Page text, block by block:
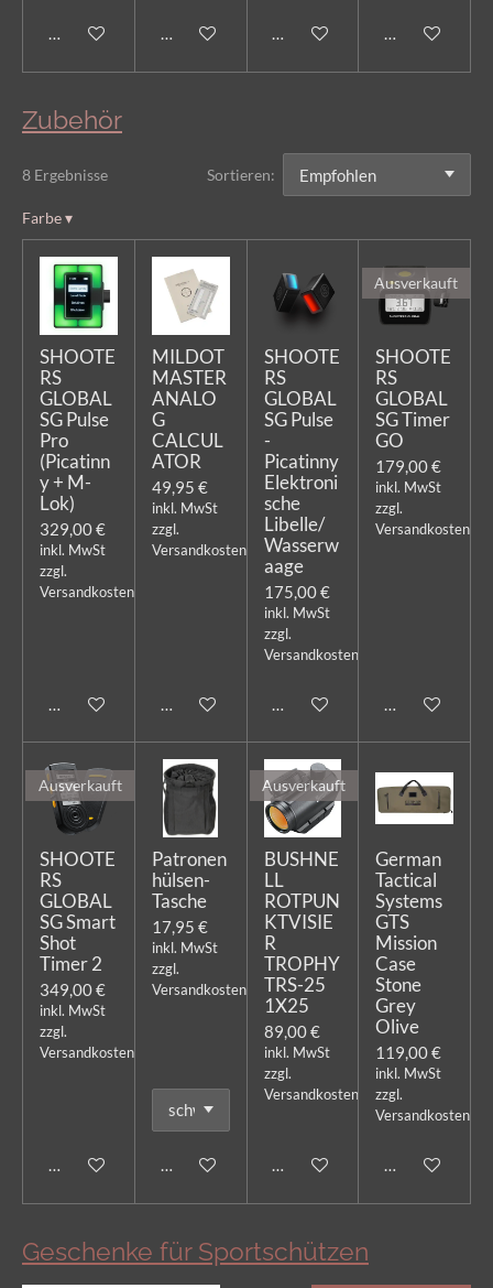
Bei Verfügbarkeit benachrichtigen
In den WarenkorbIn den WarenkorbIn den
Zubehör
8 Ergebnisse Sortieren:
Farbe▾
SHOOTE
RS
GLOBAL
SG Pulse
Pro
(Picatinn
y + M-
Lok)
329,00 €
inkl. MwSt
zzgl.
Versandkosten
In den Warenkorb
MILDOT
MASTER
ANALO
G
CALCUL
ATOR
49,95 €
inkl. MwSt
zzgl.
Versandkosten
In den Warenkorb
SHOOTE
RS
GLOBAL
SG Pulse
-
Picatinny
Elektroni
sche
Libelle/
Wasserw
aage
175,00 €
inkl. MwSt
zzgl.
Versandkosten
In den Warenkorb
Ausverkauft
SHOOTE
RS
GLOBAL
SG Timer
GO
179,00 €
inkl. MwSt
zzgl.
Versandkosten
Bei
Ausverkauft
SHOOTE
RS
GLOBAL
SG Smart
Shot
Timer 2
349,00 €
inkl. MwSt
zzgl.
Versandkosten
Bei Verfügbarkeit benachrichtigen
Patronen
hülsen-
Tasche
17,95 €
inkl. MwSt
zzgl.
Versandkosten
In den Warenkorb
Ausverkauft
BUSHNE
LL
ROTPUN
KTVISIE
R
TROPHY
TRS-25
1X25
89,00 €
inkl. MwSt
zzgl.
Versandkosten
Bei Verfügbarkeit
German
Tactical
Systems
GTS
Mission
Case
Stone
Grey
Olive
119,00 €
inkl. MwSt
zzgl.
Versandkosten
In den
Geschenke für Sportschützen